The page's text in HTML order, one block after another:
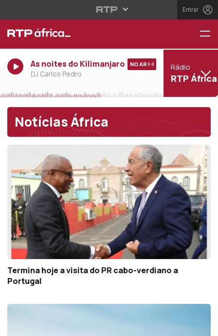
Entrar
As noites do Kilimanjaro
DJ Carlos Pedro
NO AR Rádio
RTP África
Notícias África
Termina hoje a visita do PR cabo-verdiano a
Portugal